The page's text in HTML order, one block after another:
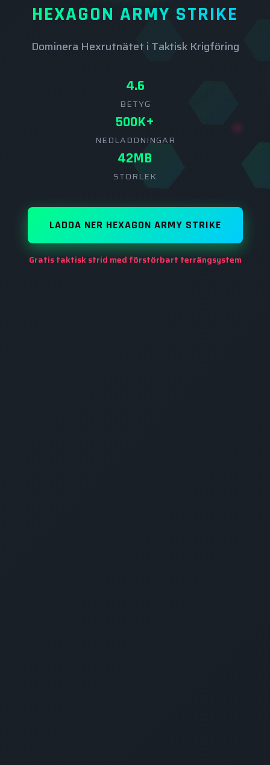
HEXAGON ARMY STRIKE
Dominera Hexrutnätet i Taktisk Krigföring
4.6
BETYG
500K+
NEDLADDNINGAR
42MB
STORLEK
LADDA NER HEXAGON ARMY STRIKE
Gratis taktisk strid med förstörbart terrängsystem